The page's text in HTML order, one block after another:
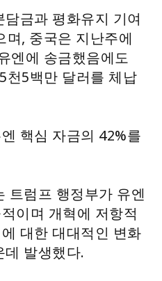
금과 평화유지 기여
며, 중국은 지난주에
엔에 송금했음에도
천5백만 달러를 체납
핵심 자금의 42%를
트럼프 행정부가 유엔
이며 개혁에 저항적
대한 대대적인 변화
데 발생했다.